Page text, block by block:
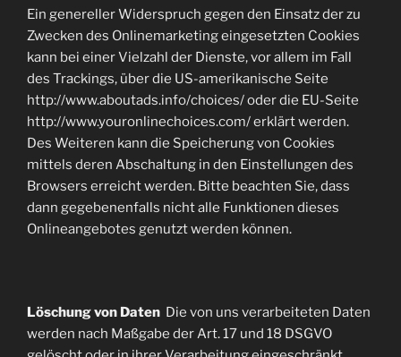
Ein genereller Widerspruch gegen den Einsatz der zu
Zwecken des Onlinemarketing eingesetzten Cookies
kann bei einer Vielzahl der Dienste, vor allem im Fall
des Trackings, über die US-amerikanische Seite
http://www.aboutads.info/choices/ oder die EU-Seite
http://www.youronlinechoices.com/ erklärt werden.
Des Weiteren kann die Speicherung von Cookies
mittels deren Abschaltung in den Einstellungen des
Browsers erreicht werden. Bitte beachten Sie, dass
dann gegebenenfalls nicht alle Funktionen dieses
Onlineangebotes genutzt werden können.
Löschung von Daten Die von uns verarbeiteten Daten
werden nach Maßgabe der Art. 17 und 18 DSGVO